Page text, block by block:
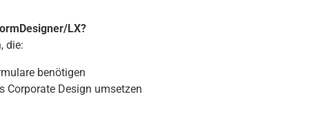
LX?
die:
benötigen
Corporate Design umsetzen